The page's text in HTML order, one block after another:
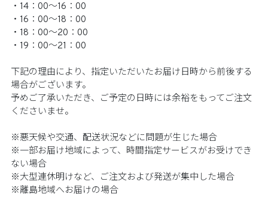
・14：00～16：00​​
・16：00～18：00​​
・18：00～20：00​​
・19：00～21：00​​
下記の理由により、指定いただいたお届け日時から前後する
場合がございます。​​
予めご了承いただき、ご予定の日時には余裕をもってご注文
くださいませ。​​
※悪天候や交通、配送状況などに問題が生じた場合​​
※一部お届け地域によって、時間指定サービスがお受けでき
ない場合
​ ※大型連休明けなど、ご注文および発送が集中した場合​​
※離島地域へお届けの場合​​